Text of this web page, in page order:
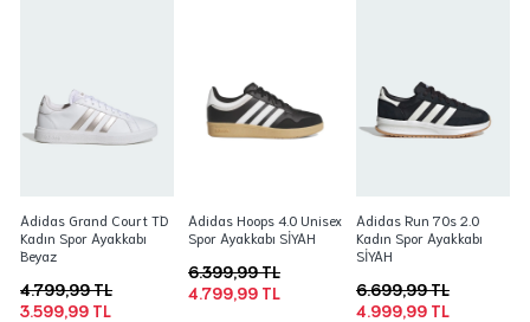
Adidas Grand Court TD
Kadın Spor Ayakkabı
Beyaz
3.599,99 TL
4.799,99 TL
Adidas Hoops 4.0 Unisex
Spor Ayakkabı SİYAH
4.799,99 TL
6.399,99 TL
Adidas Run 70s 2.0
Kadın Spor Ayakkabı
SİYAH
4.999,99 TL
6.699,99 TL